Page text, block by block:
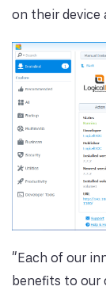
on their device
"Each of our
benefits to our